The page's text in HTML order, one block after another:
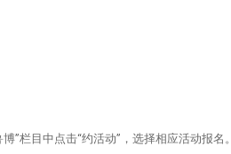
”栏目中点击“约活动”，选择相应活动报名。